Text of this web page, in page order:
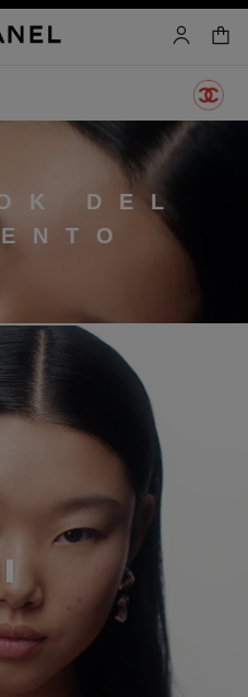
cuenta
Pausar el vídeo
DEL